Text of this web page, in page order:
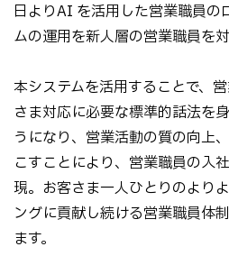
日よりAI を活用した営業職員の
ムの運用を新人層の営業職員を
本システムを活用することで、
さま対応に必要な標準的話法を
うになり、営業活動の質の向上
こすことにより、営業職員の入
現。お客さま一人ひとりのより
ングに貢献し続ける営業職員体
ます。